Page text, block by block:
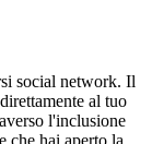
social network. Il
al tuo
l'inclusione